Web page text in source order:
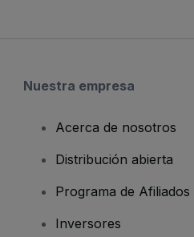
Nuestra empresa
Acerca de nosotros
Distribución abierta
Programa de Afiliados
Inversores